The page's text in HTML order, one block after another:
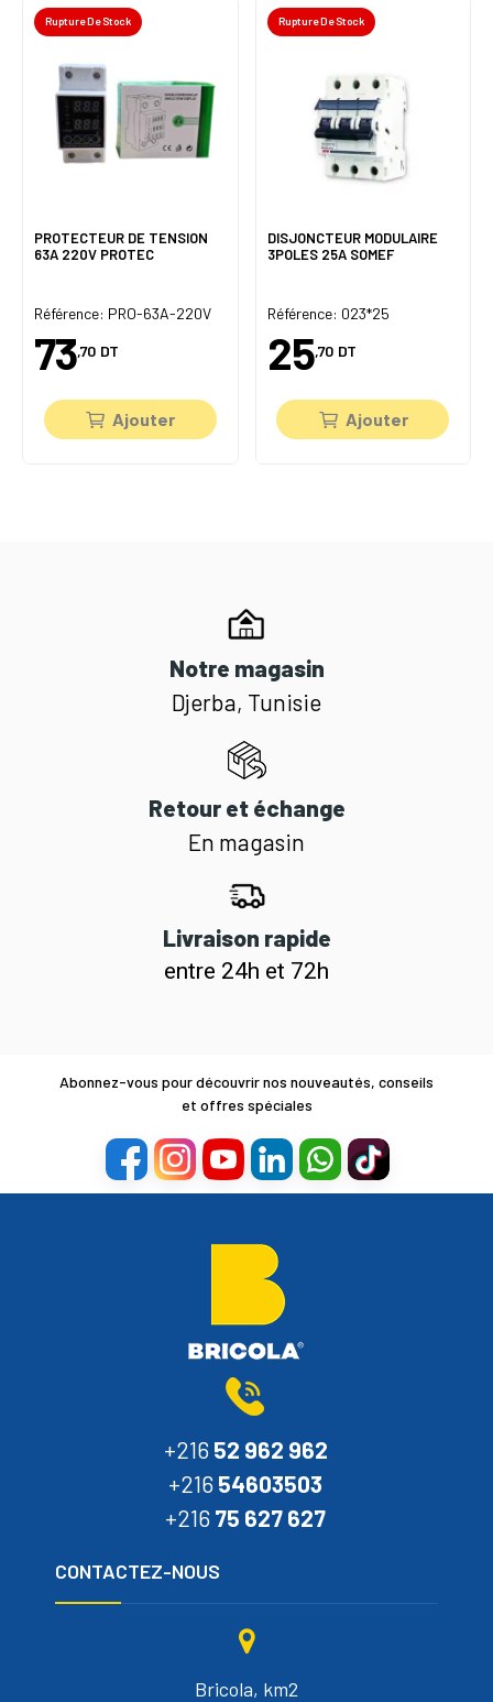
Rupture De Stock
PROTECTEUR DE TENSION
63A 220V PROTEC
Référence: PRO-63A-220V
73,70 DT
Ajouter
Rupture De Stock
DISJONCTEUR MODULAIRE
3POLES 25A SOMEF
Référence: 023*25
25,70 DT
Ajouter
Notre magasin
Djerba, Tunisie
Retour et échange
En magasin
Livraison rapide
entre 24h et 72h
Abonnez-vous pour découvrir nos nouveautés, conseils
et offres spéciales
+216 52 962 962
+216 54603503
+216 75 627 627
CONTACTEZ-NOUS
Bricola, km2